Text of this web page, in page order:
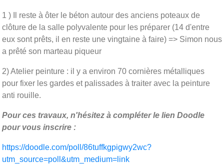
1 ) Il reste à ôter le béton autour des anciens poteaux de
clôture de la salle polyvalente pour les préparer (14 d'entre
eux sont prêts, il en reste une vingtaine à faire) => Simon nous
a prêté son marteau piqueur
2) Atelier peinture : il y a environ 70 cornières métalliques
pour fixer les gardes et palissades à traiter avec la peinture
anti rouille.
Pour ces travaux, n'hésitez à compléter le lien Doodle
pour vous inscrire :
https://doodle.com/poll/86tuffkgpigwy2wc?
utm_source=poll&utm_medium=link